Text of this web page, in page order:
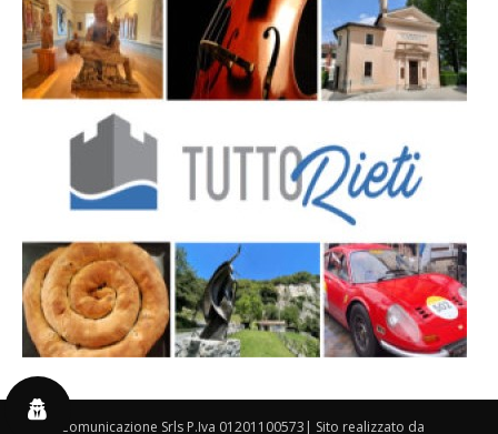
By 3P Comunicazione Srls P.Iva 01201100573| Sito realizzato da